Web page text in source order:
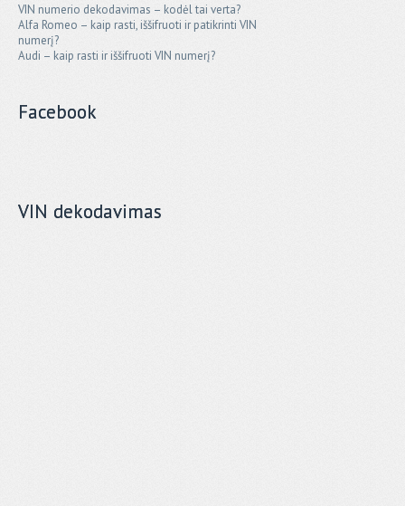
VIN numerio dekodavimas – kodėl tai verta?
Alfa Romeo – kaip rasti, iššifruoti ir patikrinti VIN
numerį?
Audi – kaip rasti ir iššifruoti VIN numerį?
Facebook
VIN dekodavimas